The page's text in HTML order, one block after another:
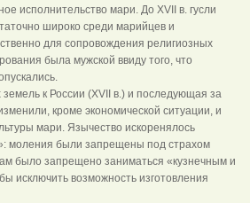
исполнительство мари. До XVII в. гусли
широко среди марийцев и
для сопровождения религиозных
была мужской ввиду того, что
к России (XVII в.) и последующая за
кроме экономической ситуации, и
мари. Язычество искоренялось
моления были запрещены под страхом
было запрещено заниматься «кузнечным и
исключить возможность изготовления